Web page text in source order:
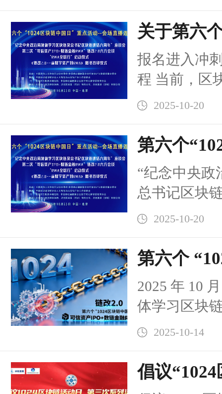
新；区块链
而是构建新
统；稳定币
新时代的必
点，部分已
践的核心讨
分会场报名
主会场之外
苏州、重庆
深圳、广州
汉、长春、
等 15 个分会
会场形成跨
国链改 2.0
关于第六
日”重点活
情
报名进入冲
程 当前，区
场景延伸至
济融合的核
市场双重机
念中央政治
年的行业盛
规模化落地
2025-10-20
第六个
日”重点活
直播连线
详情）
“纪念中央政
总书记区块
第二次“可信
行”启动仪式
产到RWA》
2025-10-20
第六个
重磅预告
IPO +数
2.0六方会
启动” 邀六方共探实体经济数
字化新路
2025 年 10
体学习区块
块链重要讲
即将拉开帷
块链技术落
2025-10-14
倡议